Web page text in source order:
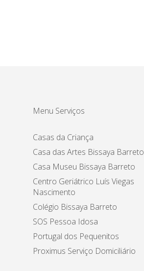
Menu Serviços
Casas da Criança
Casa das Artes Bissaya Barreto
Casa Museu Bissaya Barreto
Centro Geriátrico Luís Viegas
Nascimento
Colégio Bissaya Barreto
SOS Pessoa Idosa
Portugal dos Pequenitos
Proximus Serviço Domiciliário